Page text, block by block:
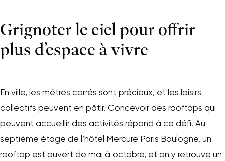
Grignoter le ciel pour offrir
plus d’espace à vivre
En ville, les mètres carrés sont précieux, et les loisirs
collectifs peuvent en pâtir. Concevoir des rooftops qui
peuvent accueillir des activités répond à ce défi. Au
septième étage de l’hôtel Mercure Paris Boulogne, un
rooftop est ouvert de mai à octobre, et on y retrouve un